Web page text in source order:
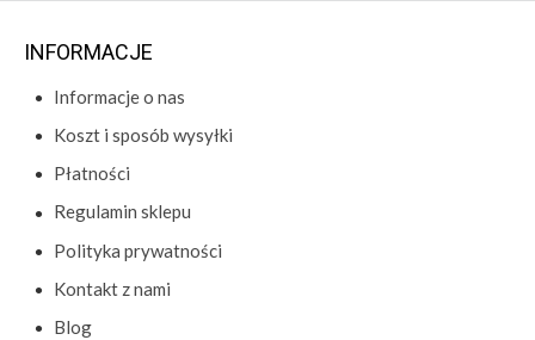
INFORMACJE
Informacje o nas
Koszt i sposób wysyłki
Płatności
Regulamin sklepu
Polityka prywatności
Kontakt z nami
Blog